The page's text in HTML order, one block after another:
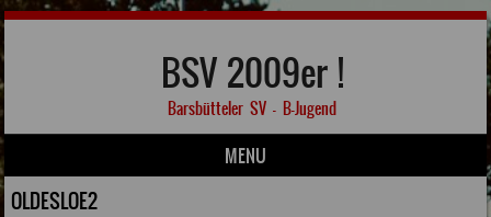
BSV 2009er !
Barsbütteler SV – B-Jugend
MENU
Skip to content
OLDESLOE2